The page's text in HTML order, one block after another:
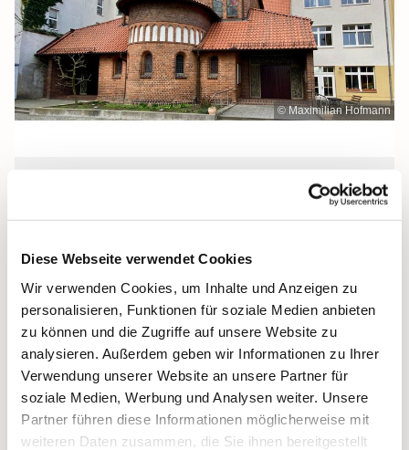
Diese Webseite verwendet Cookies
Wir verwenden Cookies, um Inhalte und Anzeigen zu
personalisieren, Funktionen für soziale Medien anbieten
zu können und die Zugriffe auf unsere Website zu
analysieren. Außerdem geben wir Informationen zu Ihrer
Verwendung unserer Website an unsere Partner für
soziale Medien, Werbung und Analysen weiter. Unsere
Partner führen diese Informationen möglicherweise mit
weiteren Daten zusammen, die Sie ihnen bereitgestellt
© Maximilian Hofmann
Sonntag, 19. Dezember 2027, 10:30
Heilige Dreifaltigkeit, Stralsund,
Frankenwall 7, 18439 Stralsund